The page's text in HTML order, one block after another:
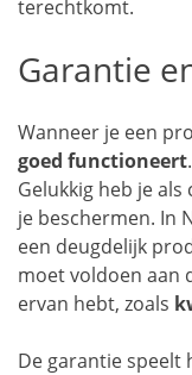
terechtkomt.
Garantie
Wanneer je een
goed functioneert
Gelukkig heb je
je beschermen. In
een deugdelijk
moet voldoen aan
ervan hebt, zoals
De garantie speelt